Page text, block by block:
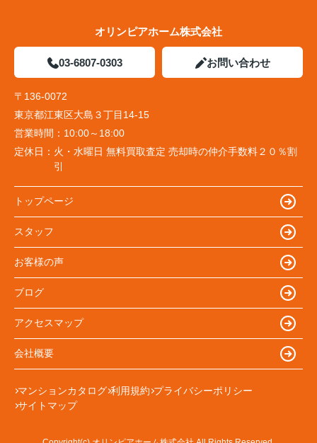
オリンピアホーム株式会社
03-6807-0303 お問い合わせ
〒136-0072
東京都江東区大島３丁目14-15
営業時間： 10:00～18:00
定休日： 火・水曜日 無料買取査定 売却時の仲介手数料２０％割
引
トップページ
スタッフ
お客様の声
ブログ
アクセスマップ
会社概要
マンションカタログ 利用規約 プライバシーポリシー
サイトマップ